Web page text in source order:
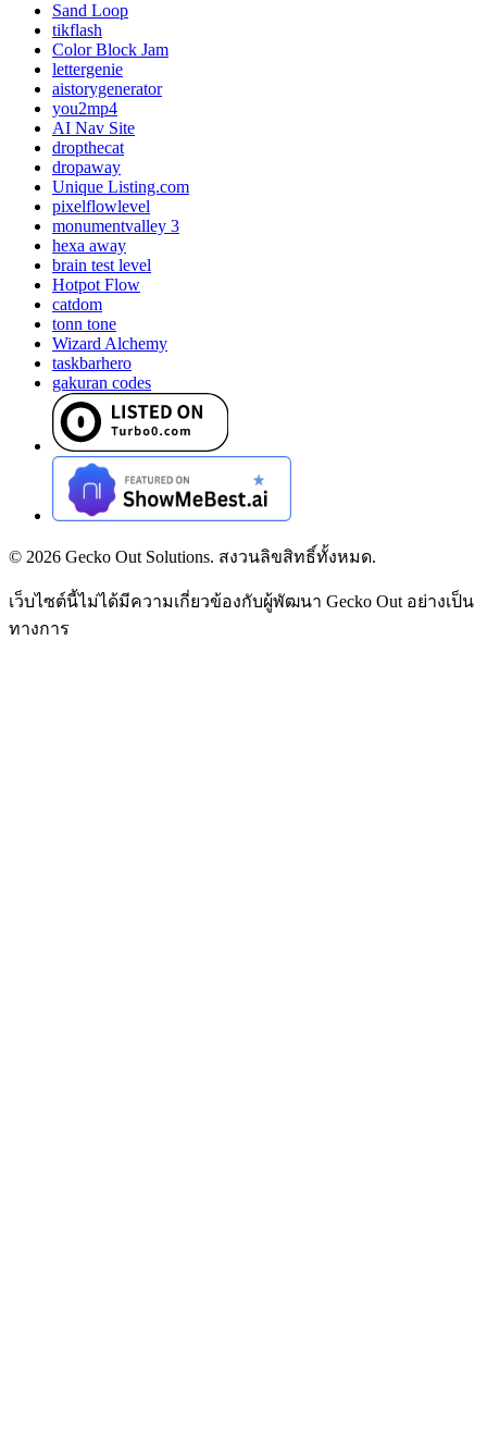
Sand Loop
tikflash
Color Block Jam
lettergenie
aistorygenerator
you2mp4
AI Nav Site
dropthecat
dropaway
Unique Listing.com
pixelflowlevel
monumentvalley 3
hexa away
brain test level
Hotpot Flow
catdom
tonn tone
Wizard Alchemy
taskbarhero
gakuran codes
© 2026 Gecko Out Solutions. สงวนลิขสิทธิ์ทั้งหมด.
เว็บไซต์นี้ไม่ได้มีความเกี่ยวข้องกับผู้พัฒนา Gecko Out อย่างเป็น
ทางการ